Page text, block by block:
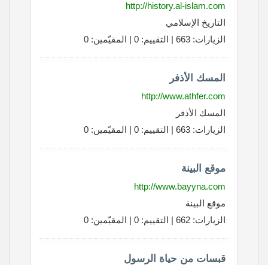
http://history.al-islam.com
التاريخ الإسلامي
الزيارات: 663 | التقييم: 0 | المقيّمين: 0
المسك الأذفر
http://www.athfer.com
المسك الأذفر
الزيارات: 663 | التقييم: 0 | المقيّمين: 0
موقع البينة
http://www.bayyna.com
موقع البينة
الزيارات: 662 | التقييم: 0 | المقيّمين: 0
قبسات من حياة الرسول